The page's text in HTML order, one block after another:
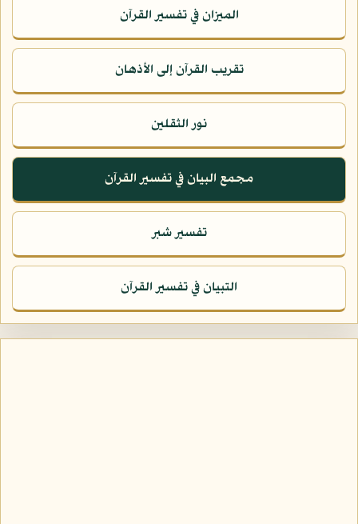
الميزان في تفسير القرآن
تقريب القرآن إلى الأذهان
نور الثقلين
مجمع البيان في تفسير القرآن
تفسير شبر
التبيان في تفسير القرآن